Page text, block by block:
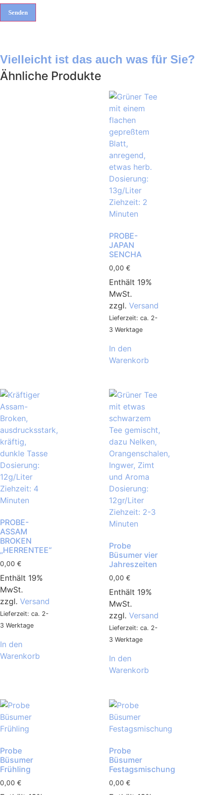
Vielleicht ist das auch was für Sie?
Ähnliche Produkte
PROBE-
JAPAN
SENCHA
0,00 €
Enthält 19%
MwSt.
zzgl. Versand
Lieferzeit: ca. 2-
3 Werktage
In den
Warenkorb
PROBE-
ASSAM
BROKEN
„HERRENTEE“
0,00 €
Enthält 19%
MwSt.
zzgl. Versand
Lieferzeit: ca. 2-
3 Werktage
In den
Warenkorb
Probe
Büsumer vier
Jahreszeiten
0,00 €
Enthält 19%
MwSt.
zzgl. Versand
Lieferzeit: ca. 2-
3 Werktage
In den
Warenkorb
Probe
Büsumer
Frühling
0,00 €
Probe
Büsumer
Festagsmischung
0,00 €